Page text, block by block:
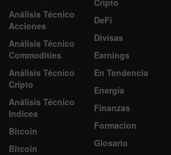
Análisis Técnico
Acciones
Análisis Técnico
Commodities
Análisis Técnico
Cripto
Análisis Técnico
Indices
Bitcoin
Bitcoin
DeFi
Divisas
Earnings
En Tendencia
Energía
Finanzas
Formacion
Glosario